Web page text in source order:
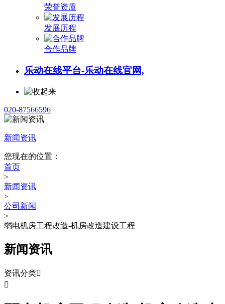
荣誉资质
发展历程
合作品牌
乐动在线平台-乐动在线官网,
020-87566596
新闻资讯
您现在的位置：
首页
>
新闻资讯
>
公司新闻
>
弱电机房工程改造-机房改造建设工程
新闻资讯
资讯分类
